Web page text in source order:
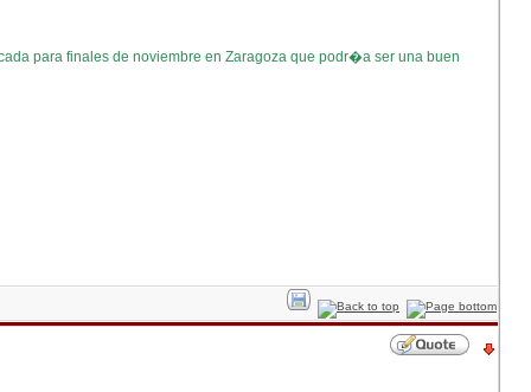
para finales de noviembre en Zaragoza que podr�a ser una buen